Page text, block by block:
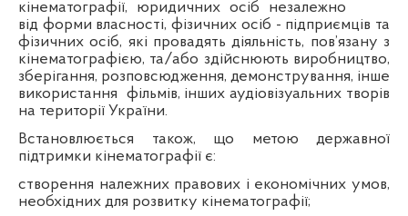
кінематографії, юридичних осіб незалежно
від форми власності, фізичних осіб - підприємців та
фізичних осіб, які провадять діяльність, пов’язану з
кінематографією, та/або здійснюють виробництво,
зберігання, розповсюдження, демонстрування, інше
використання фільмів, інших аудіовізуальних творів
на території України.
Встановлюється також, що метою державної
підтримки кінематографії є:
створення належних правових і економічних умов,
необхідних для розвитку кінематографії;